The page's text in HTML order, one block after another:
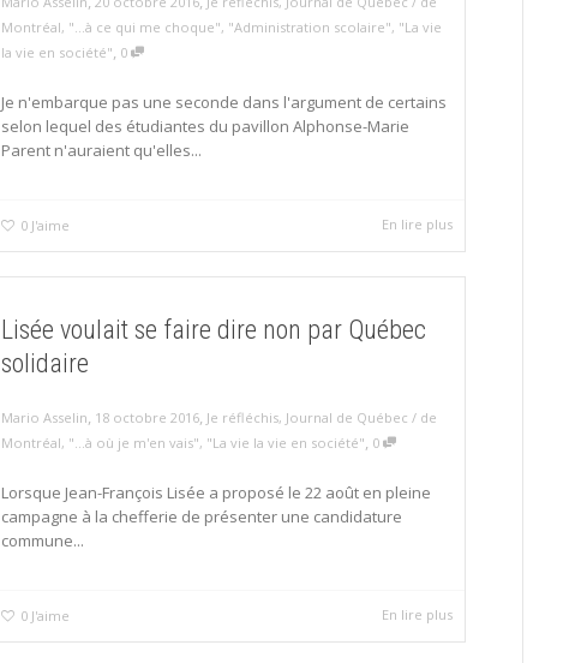
Montréal, "...à ce qui me choque", "Administration scolaire", "La vie
la vie en société", 0
Je n'embarque pas une seconde dans l'argument de certains
selon lequel des étudiantes du pavillon Alphonse-Marie
Parent n'auraient qu'elles...
0 J'aime En lire plus
Lisée voulait se faire dire non par Québec
solidaire
Mario Asselin, 18 octobre 2016, Je réfléchis, Journal de Québec / de
Montréal, "...à où je m'en vais", "La vie la vie en société", 0
Lorsque Jean-François Lisée a proposé le 22 août en pleine
campagne à la chefferie de présenter une candidature
commune...
0 J'aime En lire plus